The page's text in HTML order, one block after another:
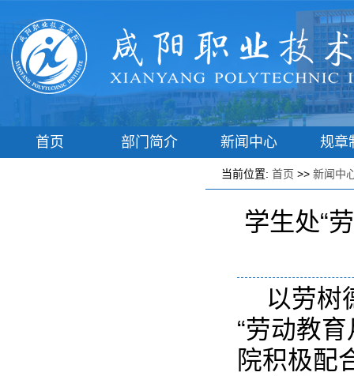
首页 部门简介 新闻中心
规章
学子港湾 学生风
当前位置: 首页 >> 新闻中
学生处“
以劳树
“劳动教
院积极配